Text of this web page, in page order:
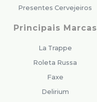
Presentes Cervejeiros
Principais Marcas
La Trappe
Roleta Russa
Faxe
Delirium